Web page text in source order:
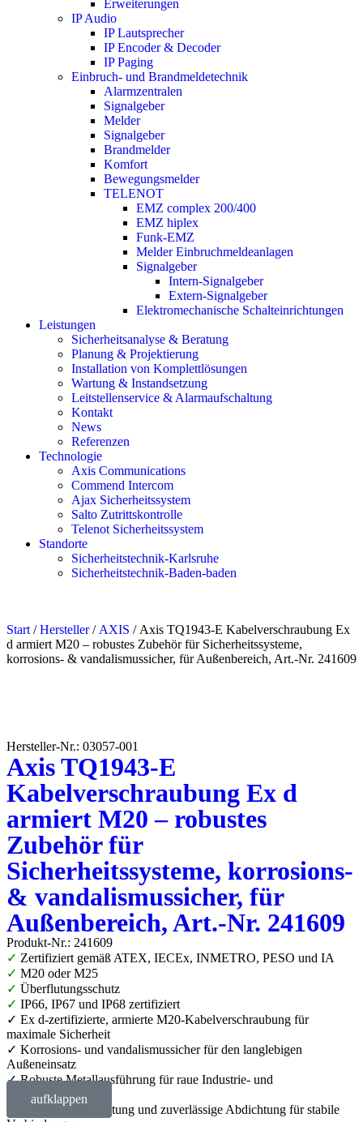
Erweiterungen
IP Audio
IP Lautsprecher
IP Encoder & Decoder
IP Paging
Einbruch- und Brandmeldetechnik
Alarmzentralen
Signalgeber
Melder
Signalgeber
Brandmelder
Komfort
Bewegungsmelder
TELENOT
EMZ complex 200/400
EMZ hiplex
Funk-EMZ
Melder Einbruchmeldeanlagen
Signalgeber
Intern-Signalgeber
Extern-Signalgeber
Elektromechanische Schalteinrichtungen
Leistungen
Sicherheitsanalyse & Beratung
Planung & Projektierung​
Installation von Komplettlösungen
Wartung & Instandsetzung
Leitstellenservice & Alarmaufschaltung
Kontakt
News
Referenzen
Technologie
Axis Communications
Commend Intercom
Ajax Sicherheitssystem​
Salto Zutrittskontrolle
Telenot Sicherheitssystem
Standorte
Sicherheitstechnik-Karlsruhe
Sicherheitstechnik-Baden-baden
Start /Hersteller/ AXIS / Axis TQ1943-E Kabelverschraubung Ex
d armiert M20 – robustes Zubehör für Sicherheitssysteme,
korrosions- & vandalismussicher, für Außenbereich, Art.-Nr. 241609
Hersteller-Nr.: 03057-001
Axis TQ1943-E
Kabelverschraubung Ex d
armiert M20 – robustes
Zubehör für
Sicherheitssysteme, korrosions-
& vandalismussicher, für
Außenbereich, Art.-Nr. 241609
Produkt-Nr.: 241609
✓ Zertifiziert gemäß ATEX, IECEx, INMETRO, PESO und IA
✓ M20 oder M25
✓ Überflutungsschutz
✓ IP66, IP67 und IP68 zertifiziert
✓ Ex d‑zertifizierte, armierte M20‑Kabelverschraubung für
maximale Sicherheit
✓ Korrosions- und vandalismussicher für den langlebigen
Außeneinsatz
✓ Robuste Metallausführung für raue Industrie- und
Außenumgebungen
✓ Sichere Zugentlastung und zuverlässige Abdichtung für stabile
aufklappen